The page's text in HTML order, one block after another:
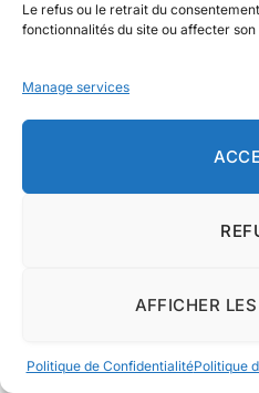
Le refus ou le retrait du
fonctionnalités du site ou affecter
Manage services
AFFICHER
Politique de ConfidentialitéPolitique
moindre coût. Par exemple
ou une zone propre / une
Ils aident aussi contre :
le froid et les courants